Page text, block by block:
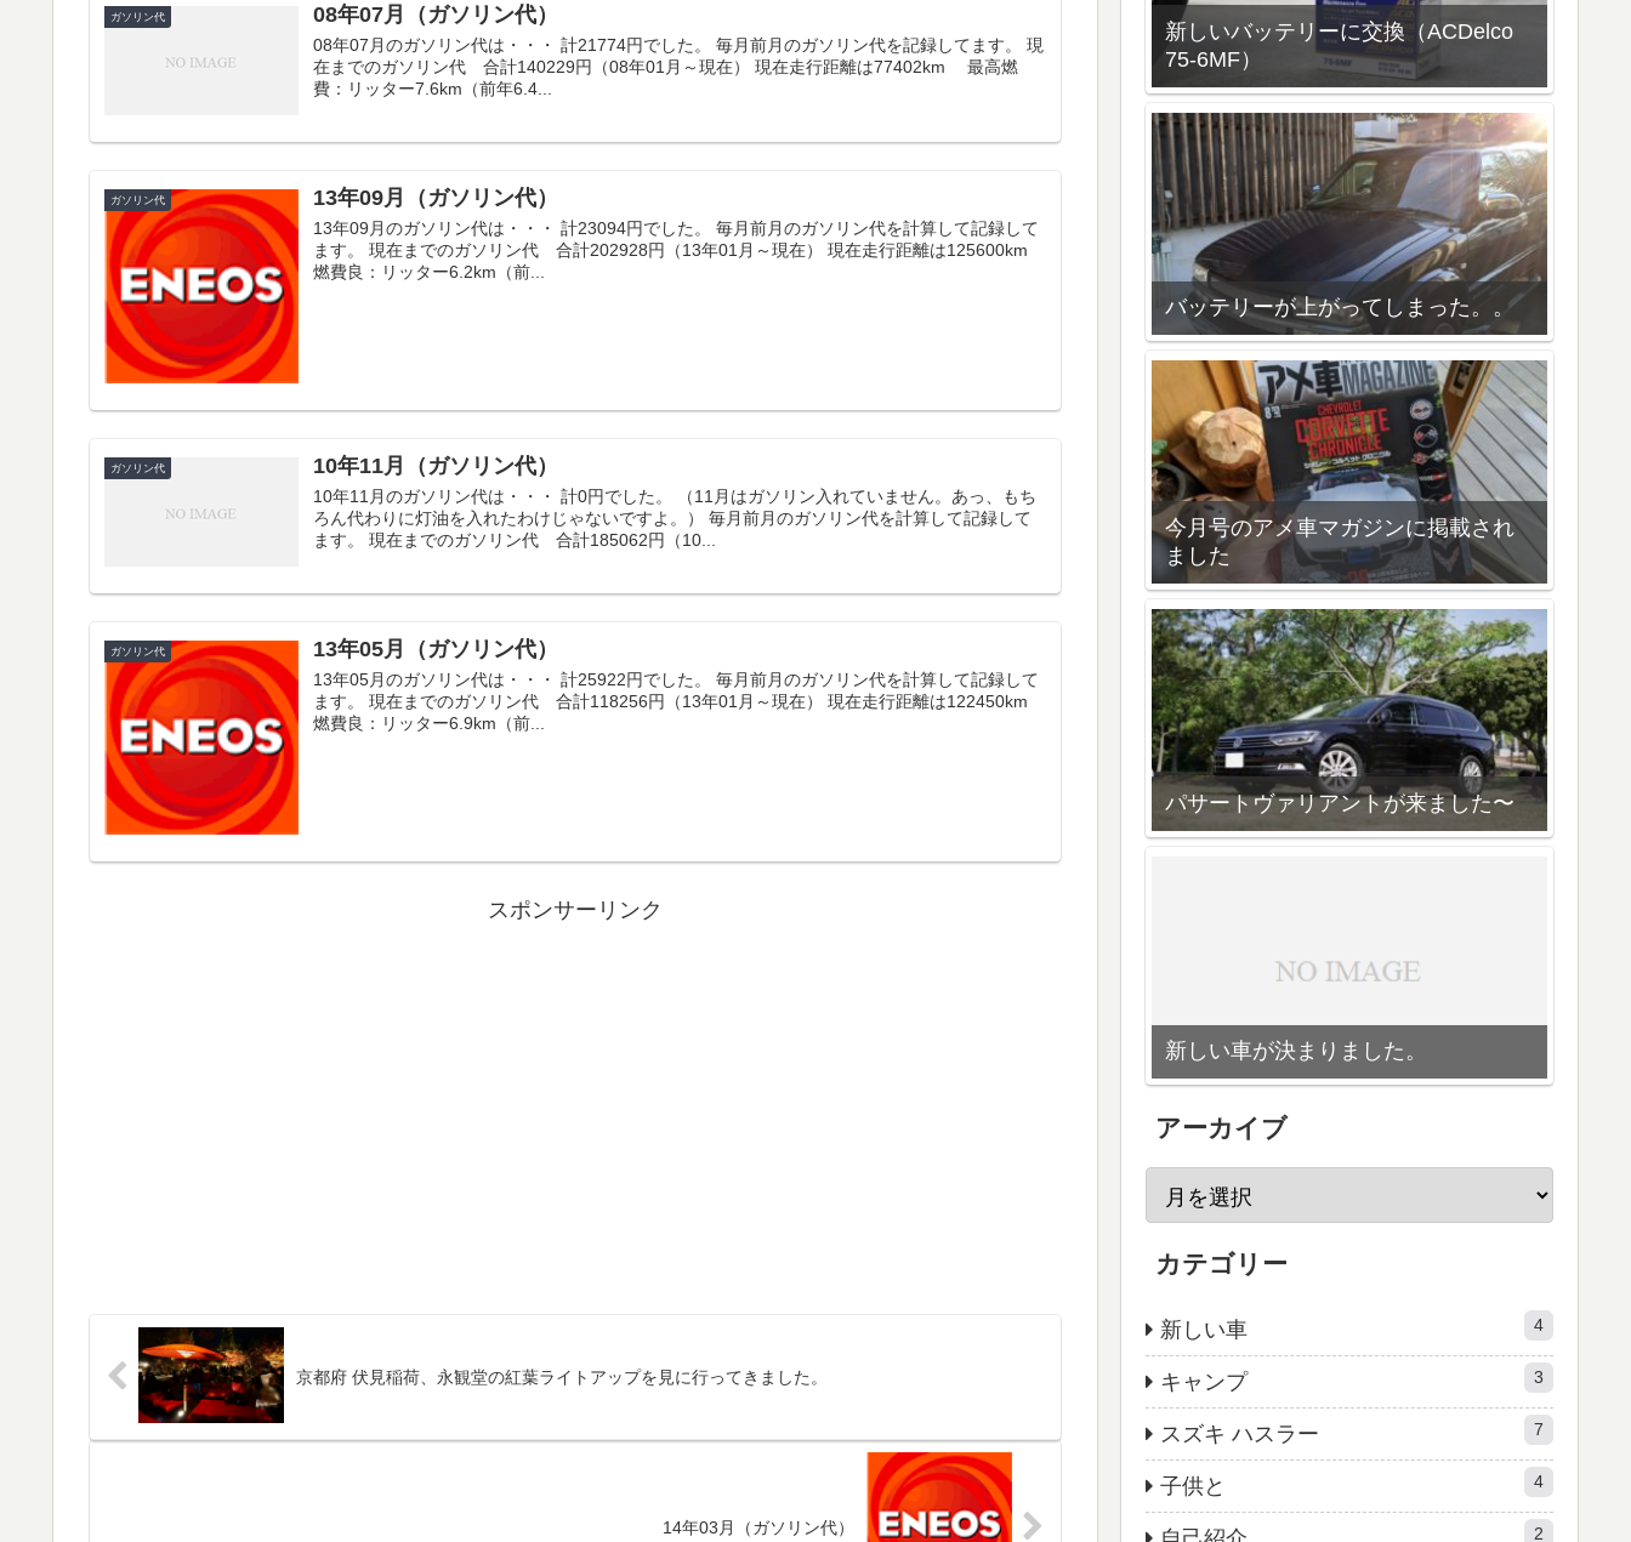
ガソリン代 08年07月（ガソリン代）
08年07月のガソリン代は・・・ 計21774円でした。 毎月前月のガソリン代を記録してます。 現
在までのガソリン代 合計140229円（08年01月～現在） 現在走行距離は77402km 最高燃
費：リッター7.6km（前年6.4...
ガソリン代 13年09月（ガソリン代）
13年09月のガソリン代は・・・ 計23094円でした。 毎月前月のガソリン代を計算して記録して
ます。 現在までのガソリン代 合計202928円（13年01月～現在） 現在走行距離は125600km
燃費良：リッター6.2km（前...
ガソリン代 10年11月（ガソリン代）
10年11月のガソリン代は・・・ 計0円でした。 （11月はガソリン入れていません。あっ、もち
ろん代わりに灯油を入れたわけじゃないですよ。） 毎月前月のガソリン代を計算して記録して
ます。 現在までのガソリン代 合計185062円（10...
ガソリン代 13年05月（ガソリン代）
13年05月のガソリン代は・・・ 計25922円でした。 毎月前月のガソリン代を計算して記録して
ます。 現在までのガソリン代 合計118256円（13年01月～現在） 現在走行距離は122450km
燃費良：リッター6.9km（前...
スポンサーリンク
京都府 伏見稲荷、永観堂の紅葉ライトアップを見に行ってきました。
14年03月（ガソリン代）
新しいバッテリーに交換（ACDelco
75-6MF）
バッテリーが上がってしまった。。
今月号のアメ車マガジンに掲載され
ました
パサートヴァリアントが来ました〜
新しい車が決まりました。
アーカイブ
カテゴリー
新しい車 4
キャンプ 3
スズキ ハスラー 7
子供と 4
2